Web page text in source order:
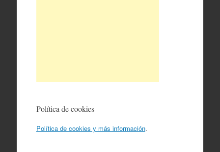
Política de cookies
Política de cookies y más información.